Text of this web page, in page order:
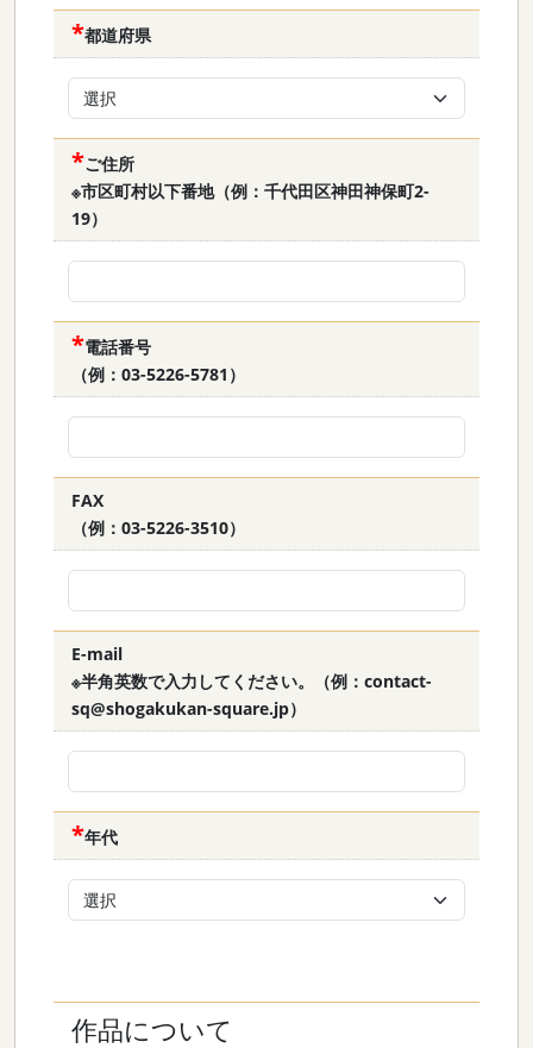
都道府県
ご住所
※市区町村以下番地（例：千代田区神田神保町2-
19）
電話番号
（例：03-5226-5781）
FAX
（例：03-5226-3510）
E-mail
※半角英数で入力してください。（例：contact-
sq@shogakukan-square.jp）
年代
作品について